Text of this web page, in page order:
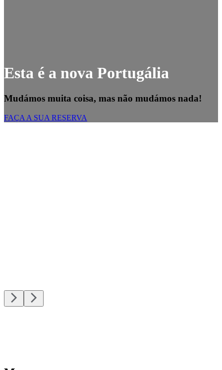
Esta é a nova Portugália
Mudámos muita coisa, mas não mudámos nada!
FAÇA A SUA RESERVA